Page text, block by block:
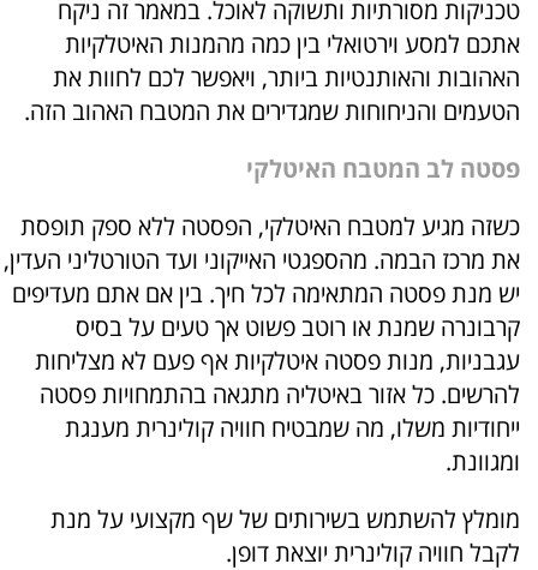
טכניקות מסורתיות ותשוקה לאוכל. במאמר זה ניקח
אתכם למסע וירטואלי בין כמה מהמנות האיטלקיות
האהובות והאותנטיות ביותר, ויאפשר לכם לחוות את
הטעמים והניחוחות שמגדירים את המטבח האהוב הזה.
פסטה לב המטבח האיטלקי
כשזה מגיע למטבח האיטלקי, הפסטה ללא ספק תופסת
את מרכז הבמה. מהספגטי האייקוני ועד הטורטליני העדין,
יש מנת פסטה המתאימה לכל חיך. בין אם אתם מעדיפים
קרבונרה שמנת או רוטב פשוט אך טעים על בסיס
עגבניות, מנות פסטה איטלקיות אף פעם לא מצליחות
להרשים. כל אזור באיטליה מתגאה בהתמחויות פסטה
ייחודיות משלו, מה שמבטיח חוויה קולינרית מענגת
ומגוונת.
מומלץ להשתמש בשירותים של שף מקצועי על מנת
לקבל חוויה קולינרית יוצאת דופן.